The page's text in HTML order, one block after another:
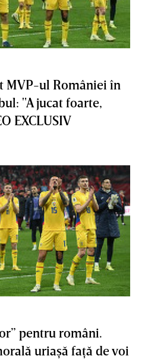
MVP-ul României în
"A jucat foarte,
EXCLUSIV
pentru români.
uriaşă faţă de voi